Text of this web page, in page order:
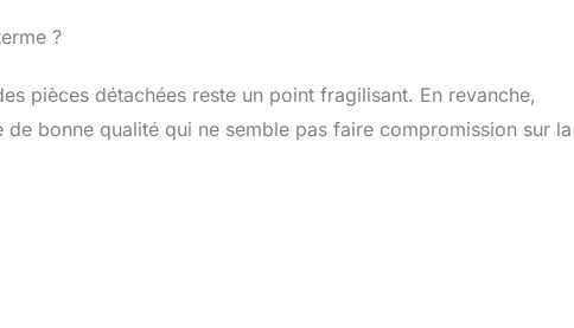
?
pièces détachées reste un point fragilisant. En revanche,
bonne qualité qui ne semble pas faire compromission sur la